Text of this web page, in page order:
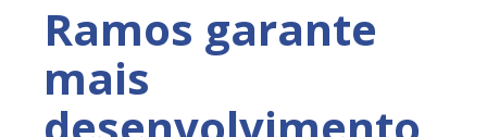
Ramos garante
mais